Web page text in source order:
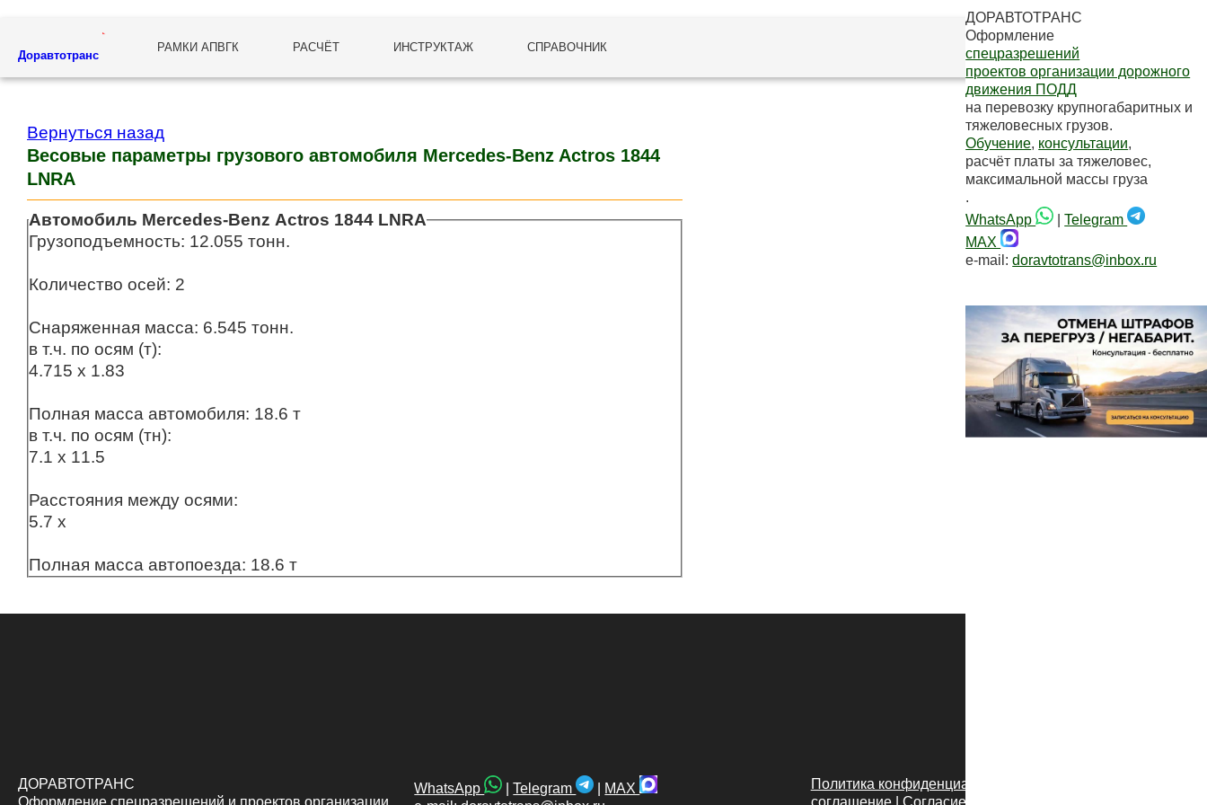
Доравтотранс
РАМКИ АПВГК РАСЧЁТ ИНСТРУКТАЖ СПРАВОЧНИК
Вернуться назад
Весовые параметры грузового автомобиля Mercedes-Benz Actros 1844
LNRA
Автомобиль Mercedes-Benz Actros 1844 LNRA
Грузоподъемность: 12.055 тонн.
Количество осей: 2
Снаряженная масса: 6.545 тонн.
в т.ч. по осям (т):
4.715 x 1.83
Полная масса автомобиля: 18.6 т
в т.ч. по осям (тн):
7.1 x 11.5
Расстояния между осями:
5.7 x
Полная масса автопоезда: 18.6 т
ДОРАВТОТРАНС
Оформление
спецразрешений
проектов организации дорожного
движения ПОДД
на перевозку крупногабаритных и
тяжеловесных грузов.
Обучение, консультации,
расчёт платы за тяжеловес,
максимальной массы груза
.
WhatsApp
|Telegram
MAX
e-mail:doravtotrans@inbox.ru
ДОРАВТОТРАНС
Оформление спецразрешений и проектов организации
WhatsApp |Telegram
MAX
Политика конфиденциальности
соглашение| Согласие на обработку данных